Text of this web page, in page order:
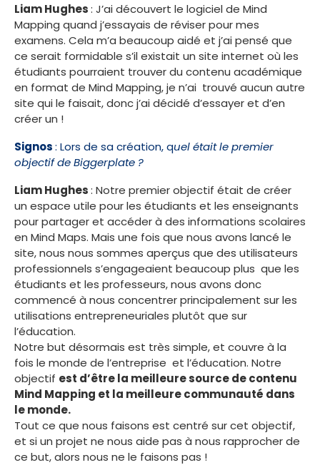
Liam Hughes: J’ai découvert le logiciel de Mind
Mapping quand j’essayais de réviser pour mes
examens. Cela m’a beaucoup aidé et j’ai pensé que
ce serait formidable s’il existait un site internet où les
étudiants pourraient trouver du contenu académique
en format de Mind Mapping, je n’ai trouvé aucun autre
site qui le faisait, donc j’ai décidé d’essayer et d’en
créer un !
Signos: Lors de sa création, quel était le premier
objectif de Biggerplate ?
Liam Hughes: Notre premier objectif était de créer
un espace utile pour les étudiants et les enseignants
pour partager et accéder à des informations scolaires
en Mind Maps. Mais une fois que nous avons lancé le
site, nous nous sommes aperçus que des utilisateurs
professionnels s’engageaient beaucoup plus que les
étudiants et les professeurs, nous avons donc
commencé à nous concentrer principalement sur les
utilisations entrepreneuriales plutôt que sur
l’éducation.
Notre but désormais est très simple, et couvre à la
fois le monde de l’entreprise et l’éducation. Notre
objectif est d’être la meilleure source de contenu
Mind Mapping et la meilleure communauté dans
le monde.
Tout ce que nous faisons est centré sur cet objectif,
et si un projet ne nous aide pas à nous rapprocher de
ce but, alors nous ne le faisons pas !